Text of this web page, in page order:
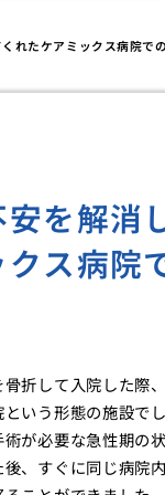
れたケアミックス病院で
を解消
ス病院
折して入院した際
いう形態の施設で
が必要な急性期の
、すぐに同じ病院